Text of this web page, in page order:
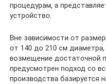
процедурам, а
устройство.
Вне зависимости от
от 140 до 210 см
возмещение достаточной
предусмотрен подход со
производства базируется